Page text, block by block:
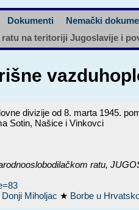
Dokumenti Nemački
na teritoriji Jugoslavije i
divizije od 8. marta 1945.
Sotin, Našice i Vinkovci
ratu,
Donji Miholjac ★ Borbe u